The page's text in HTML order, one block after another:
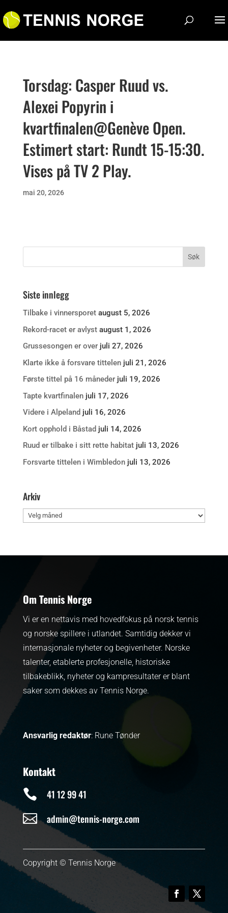
Torsdag: Casper Ruud vs.
Alexei Popyrin i
kvartfinalen@Genève Open.
Estimert start: Rundt 15-15:30.
Vises på TV 2 Play.
mai 20, 2026
Siste innlegg
Tilbake i vinnersporet august 5, 2026
Rekord-racet er avlyst august 1, 2026
Grussesongen er over juli 27, 2026
Klarte ikke å forsvare tittelen juli 21, 2026
Første tittel på 16 måneder juli 19, 2026
Tapte kvartfinalen juli 17, 2026
Videre i Alpeland juli 16, 2026
Kort opphold i Båstad juli 14, 2026
Ruud er tilbake i sitt rette habitat juli 13, 2026
Forsvarte tittelen i Wimbledon juli 13, 2026
Arkiv
Arkiv
Om Tennis Norge
Vi er en nettavis med hovedfokus på norsk tennis
og norske spillere i utlandet. Samtidig dekker vi
internasjonale nyheter og begivenheter. Norske
talenter, etablerte profesjonelle, historiske
tilbakeblikk, nyheter og kampresultater er blant
saker som dekkes av Tennis Norge.
Ansvarlig redaktør: Rune Tønder
Kontakt
 41 12 99 41
 admin@tennis-norge.com
Copyright © Tennis Norge